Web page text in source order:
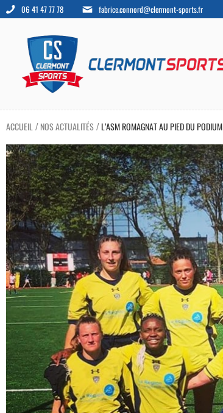
06 41 47 77 78 fabrice.connord@clermont-sports.fr
ACCUEIL / NOS ACTUALITÉS/L’ASM ROMAGNAT AU PIED DU PODIUM